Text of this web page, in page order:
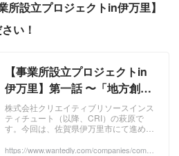
設立プロジェクトin伊万里】
い！
【事業所設立プロジェクトin
伊万里】第一話 〜「地方創生
×IT」地方に新たな風を吹き込
む、新プロジェクト始動！〜 |
WHAT WE DO
株式会社クリエイティブリソースインス
ティチュート（以降、CRI）の萩原で
す。今回は、佐賀県伊万里市にて進めて
いたします。この記事では、現地に移住
https://www.wantedly.com/companies/compa